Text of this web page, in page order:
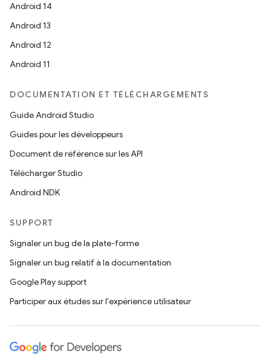
Android 14
Android 13
Android 12
Android 11
DOCUMENTATION ET TÉLÉCHARGEMENTS
Guide Android Studio
Guides pour les développeurs
Document de référence sur les API
Télécharger Studio
Android NDK
SUPPORT
Signaler un bug de la plate-forme
Signaler un bug relatif à la documentation
Google Play support
Participer aux études sur l'expérience utilisateur